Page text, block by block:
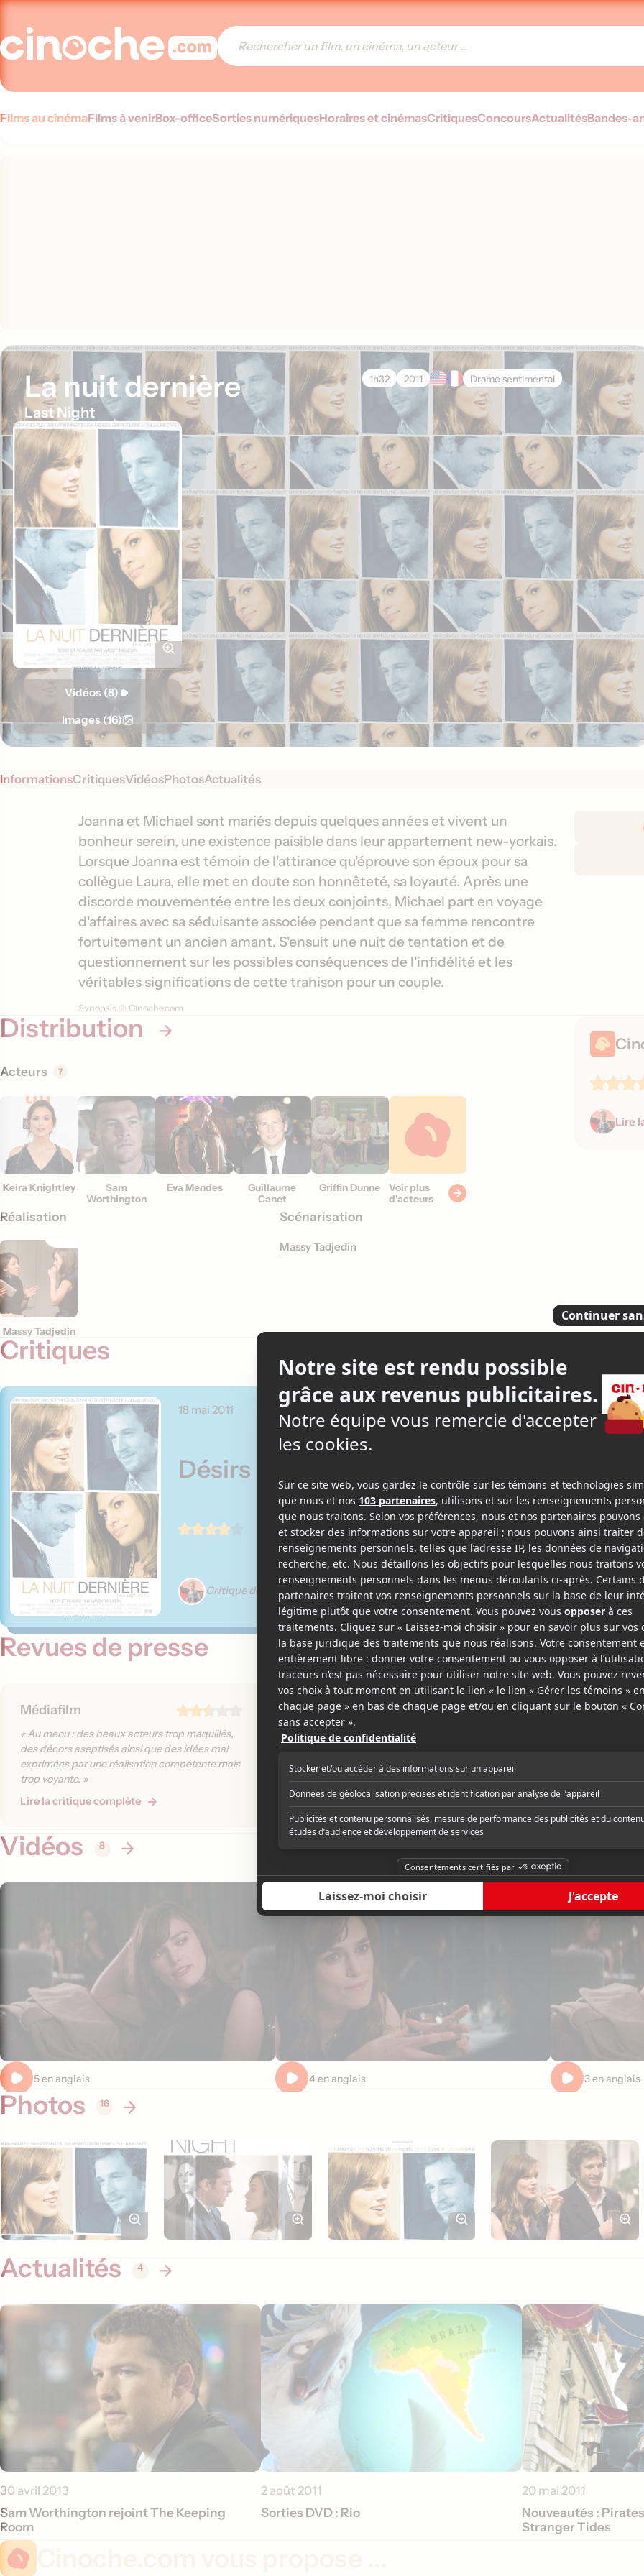
Films au cinémaFilms à venirBox-officeSorties numériquesHoraires et cinémasCritiquesConcoursActualitésBandes-
La nuit dernière
Last Night
1h32 2011 Drame sentimental
Vidéos (8)
Images (16)
InformationsCritiquesVidéosPhotosActualités
o
s
S
y
n
o
p
s
i
s
Joanna et Michael sont mariés depuis quelques années et vivent un
bonheur serein, une existence paisible dans leur appartement new-yorkais.
Lorsque Joanna est témoin de l'attirance qu'éprouve son époux pour sa
collègue Laura, elle met en doute son honnêteté, sa loyauté. Après une
discorde mouvementée entre les deux conjoints, Michael part en voyage
d'affaires avec sa séduisante associée pendant que sa femme rencontre
fortuitement un ancien amant. S'ensuit une nuit de tentation et de
questionnement sur les possibles conséquences de l'infidélité et les
véritables significations de cette trahison pour un couple.
Synopsis © Cinoche.com
Distribution
Acteurs 7
Keira Knightley
Sam
Worthington
Eva Mendes
Guillaume
Canet
Griffin Dunne
Voir plus
d'acteurs
Réalisation
Massy Tadjedin
Scénarisation
Massy Tadjedin
Lire
Critiques
18 mai 2011
Désirs insoutenables
Critique de Élizabeth Lepage-Boily
3
14
Revues de presse
Médiafilm
« Au menu : des beaux acteurs trop maquillés,
des décors aseptisés ainsi que des idées mal
exprimées par une réalisation compétente mais
trop voyante. »
Lire la critique complète
La Presse
« La cinéaste irano-américaine Massy Tadjedin
de mise en scène et en images avec son
premier long métrage, Last Night. »
Lire la critique complète
Lecinema.ca
« Certes encore,
actrices, toute
à faire un film, à ce
Lire la critique
Vidéos 8
Extrait 5 en anglais Extrait 4 en anglais Extrait 3 en anglais
Photos 16
Actualités 4
30 avril 2013
Sam Worthington rejoint The Keeping
Room
2 août 2011
Sorties DVD : Rio
20 mai 2011
Nouveautés :
Stranger Tides